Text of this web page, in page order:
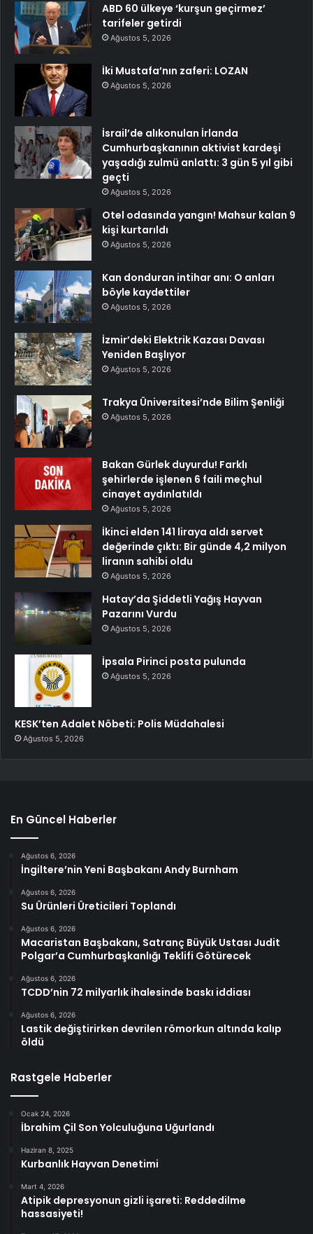
ABD 60 ülkeye ‘kurşun geçirmez’
tarifeler getirdi
Ağustos 5, 2026
İki Mustafa’nın zaferi: LOZAN
Ağustos 5, 2026
İsrail’de alıkonulan İrlanda
Cumhurbaşkanının aktivist kardeşi
yaşadığı zulmü anlattı: 3 gün 5 yıl gibi
geçti
Ağustos 5, 2026
Otel odasında yangın! Mahsur kalan 9
kişi kurtarıldı
Ağustos 5, 2026
Kan donduran intihar anı: O anları
böyle kaydettiler
Ağustos 5, 2026
İzmir’deki Elektrik Kazası Davası
Yeniden Başlıyor
Ağustos 5, 2026
Trakya Üniversitesi’nde Bilim Şenliği
Ağustos 5, 2026
Bakan Gürlek duyurdu! Farklı
şehirlerde işlenen 6 faili meçhul
cinayet aydınlatıldı
Ağustos 5, 2026
İkinci elden 141 liraya aldı servet
değerinde çıktı: Bir günde 4,2 milyon
liranın sahibi oldu
Ağustos 5, 2026
Hatay’da Şiddetli Yağış Hayvan
Pazarını Vurdu
Ağustos 5, 2026
İpsala Pirinci posta pulunda
Ağustos 5, 2026
KESK’ten Adalet Nöbeti: Polis Müdahalesi
Ağustos 5, 2026
En Güncel Haberler
Ağustos 6, 2026
İngiltere’nin Yeni Başbakanı Andy Burnham
Ağustos 6, 2026
Su Ürünleri Üreticileri Toplandı
Ağustos 6, 2026
Macaristan Başbakanı, Satranç Büyük Ustası Judit
Polgar’a Cumhurbaşkanlığı Teklifi Götürecek
Ağustos 6, 2026
TCDD’nin 72 milyarlık ihalesinde baskı iddiası
Ağustos 6, 2026
Lastik değiştirirken devrilen römorkun altında kalıp
öldü
Rastgele Haberler
Ocak 24, 2026
İbrahim Çil Son Yolculuğuna Uğurlandı
Haziran 8, 2025
Kurbanlık Hayvan Denetimi
Mart 4, 2026
Atipik depresyonun gizli işareti: Reddedilme
hassasiyeti!